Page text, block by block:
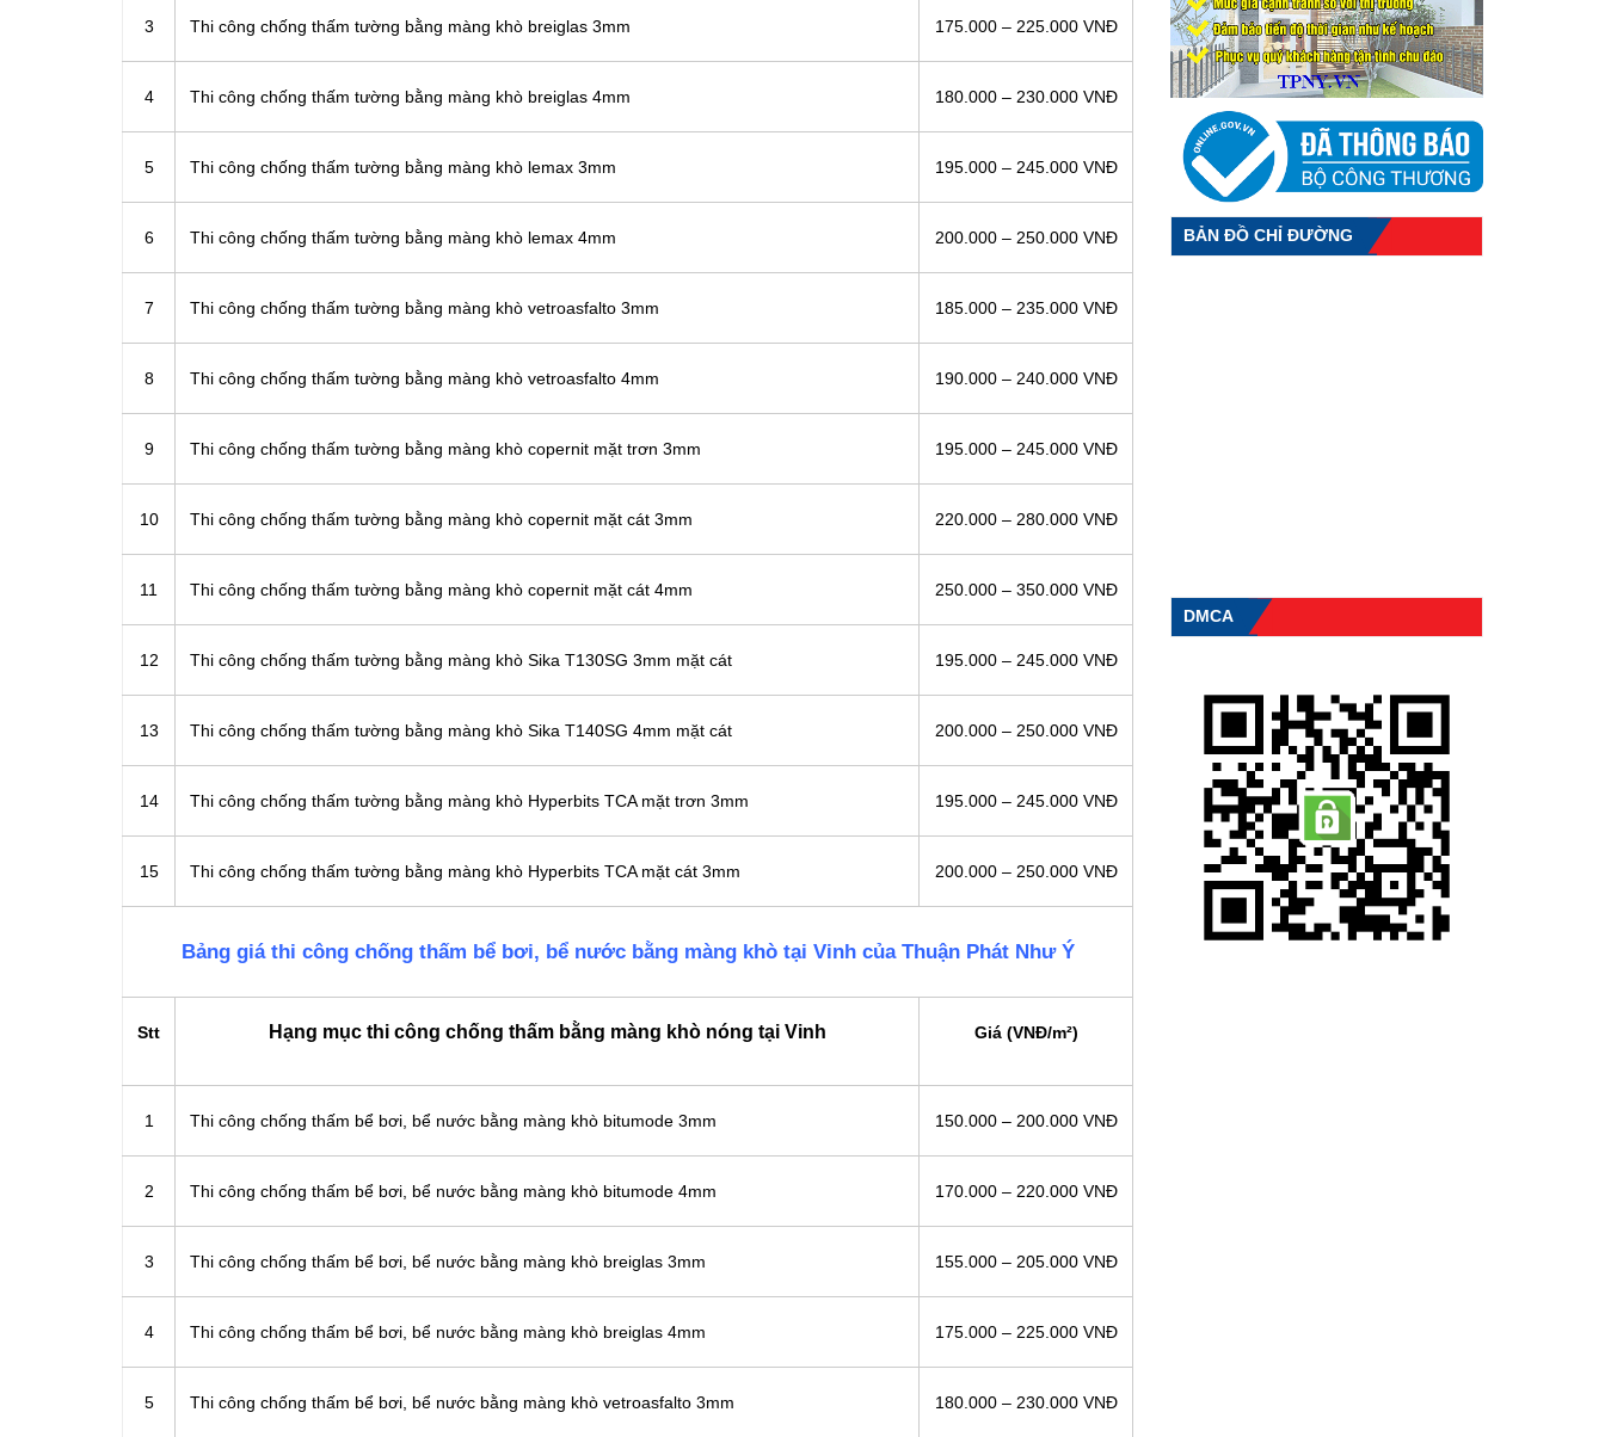
3 Thi công chống thấm tường bằng màng khò breiglas 3mm 175.000 – 225.000 VNĐ
4 Thi công chống thấm tường bằng màng khò breiglas 4mm 180.000 – 230.000 VNĐ
5 Thi công chống thấm tường bằng màng khò lemax 3mm 195.000 – 245.000 VNĐ
6 Thi công chống thấm tường bằng màng khò lemax 4mm 200.000 – 250.000 VNĐ
7 Thi công chống thấm tường bằng màng khò vetroasfalto 3mm 185.000 – 235.000 VNĐ
8 Thi công chống thấm tường bằng màng khò vetroasfalto 4mm 190.000 – 240.000 VNĐ
9 Thi công chống thấm tường bằng màng khò copernit mặt trơn 3mm 195.000 – 245.000 VNĐ
10 Thi công chống thấm tường bằng màng khò copernit mặt cát 3mm 220.000 – 280.000 VNĐ
11 Thi công chống thấm tường bằng màng khò copernit mặt cát 4mm 250.000 – 350.000 VNĐ
12 Thi công chống thấm tường bằng màng khò Sika T130SG 3mm mặt cát 195.000 – 245.000 VNĐ
13 Thi công chống thấm tường bằng màng khò Sika T140SG 4mm mặt cát 200.000 – 250.000 VNĐ
14 Thi công chống thấm tường bằng màng khò Hyperbits TCA mặt trơn 3mm 195.000 – 245.000 VNĐ
15 Thi công chống thấm tường bằng màng khò Hyperbits TCA mặt cát 3mm 200.000 – 250.000 VNĐ
Bảng giá thi công chống thấm bể bơi, bể nước bằng màng khò tại Vinh của Thuận Phát Như Ý
Stt Hạng mục thi công chống thấm bằng màng khò nóng tại Vinh Giá (VNĐ/m²)
1 Thi công chống thấm bể bơi, bể nước bằng màng khò bitumode 3mm 150.000 – 200.000 VNĐ
2 Thi công chống thấm bể bơi, bể nước bằng màng khò bitumode 4mm 170.000 – 220.000 VNĐ
3 Thi công chống thấm bể bơi, bể nước bằng màng khò breiglas 3mm 155.000 – 205.000 VNĐ
4 Thi công chống thấm bể bơi, bể nước bằng màng khò breiglas 4mm 175.000 – 225.000 VNĐ
5 Thi công chống thấm bể bơi, bể nước bằng màng khò vetroasfalto 3mm 180.000 – 230.000 VNĐ
BẢN ĐỒ CHỈ ĐƯỜNG
DMCA